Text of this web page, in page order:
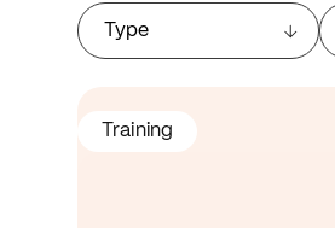
Type
Training